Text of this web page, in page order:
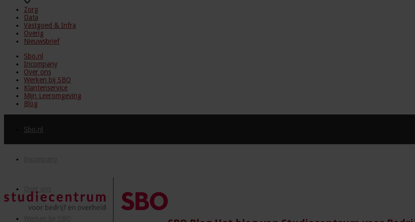
Zorg
Data
Vastgoed & Infra
Overig
Nieuwsbrief
Sbo.nl
Incompany
Over ons
Werken bij SBO
Klantenservice
Mijn Leeromgeving
Blog
Sbo.nl